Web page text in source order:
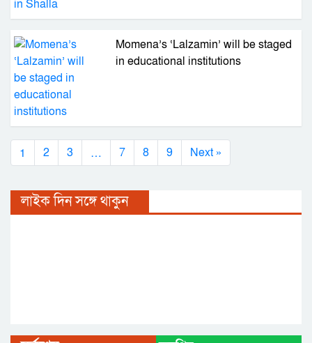
Momena’s ‘Lalzamin’ will be staged
in educational institutions
1 2 3 … 7 8 9 Next »
লাইক দিন সঙ্গে থাকুন